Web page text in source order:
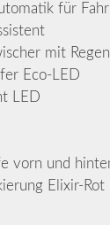
für
mit
Eco-LED
LED
vorn und
Elixir-